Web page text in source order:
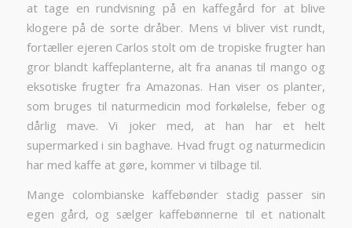
at tage en rundvisning på en kaffegård for at blive
klogere på de sorte dråber. Mens vi bliver vist rundt,
fortæller ejeren Carlos stolt om de tropiske frugter han
gror blandt kaffeplanterne, alt fra ananas til mango og
eksotiske frugter fra Amazonas. Han viser os planter,
som bruges til naturmedicin mod forkølelse, feber og
dårlig mave. Vi joker med, at han har et helt
supermarked i sin baghave. Hvad frugt og naturmedicin
har med kaffe at gøre, kommer vi tilbage til.
Mange colombianske kaffebønder stadig passer sin
egen gård, og sælger kaffebønnerne til et nationalt